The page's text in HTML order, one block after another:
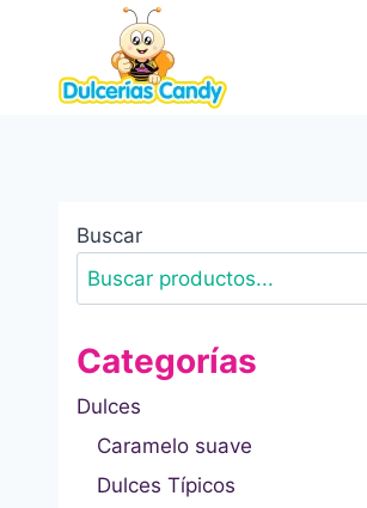
contenido
Buscar
Categorías
Dulces
Caramelo suave
Dulces Típicos